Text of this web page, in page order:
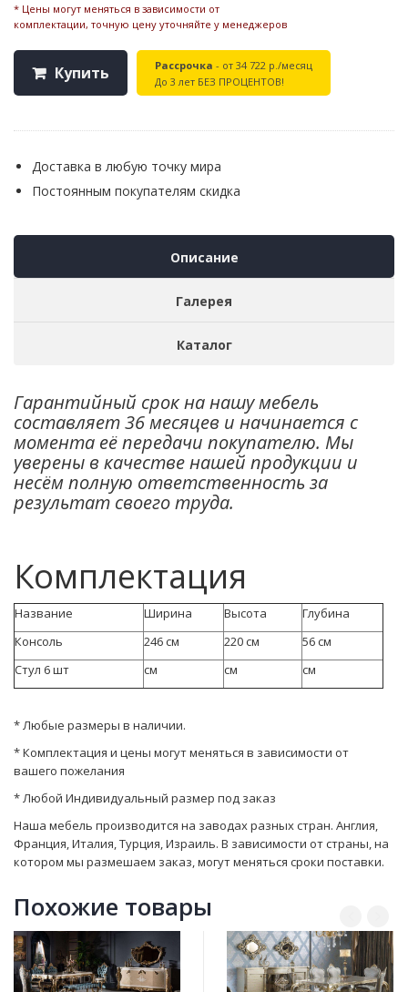
* Цены могут меняться в зависимости от
комплектации, точную цену уточняйте у менеджеров
Купить Рассрочка - от 34 722 р./месяц
До 3 лет БЕЗ ПРОЦЕНТОВ!
Доставка в любую точку мира
Постоянным покупателям скидка
Описание
Галерея
Каталог
Гарантийный срок на нашу мебель
составляет 36 месяцев и начинается с
момента её передачи покупателю. Мы
уверены в качестве нашей продукции и
несём полную ответственность за
результат своего труда.
Комплектация
Название Ширина Высота
Глубина
Консоль
246 см 220 см
56 см
Стул 6 шт
см см см
* Любые размеры в наличии.
* Комплектация и цены могут меняться в зависимости от
вашего пожелания
* Любой Индивидуальный размер под заказ
Наша мебель производится на заводах разных стран. Англия,
Франция, Италия, Турция, Израиль. В зависимости от страны, на
котором мы размешаем заказ, могут мeняться сроки поставки.
Похожие товары